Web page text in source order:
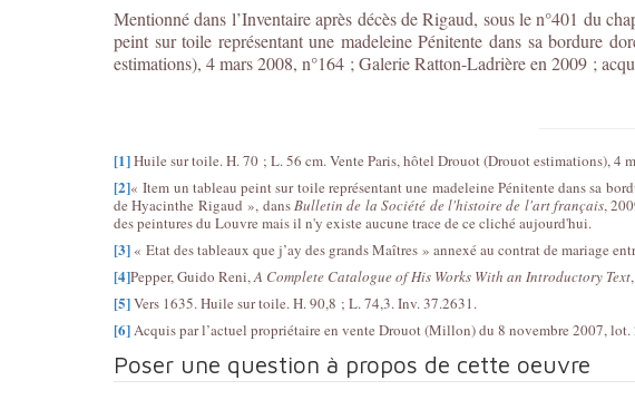
Mentionné dans l’Inventaire après décès de Rigaud, sous le n°401 du
peint sur toile représentant une madeleine Pénitente dans sa bordure
estimations), 4 mars 2008, n°164 ; Galerie Ratton-Ladrière en 2009 ;
[1]Huile sur toile. H. 70 ; L. 56 cm. Vente Paris, hôtel Drouot (Drouot estimations), 4
[2]« Item un tableau peint sur toile représentant une madeleine Pénitente dans sa
de Hyacinthe Rigaud », dansBulletin de la Société de l'histoire de l'art français,
des peintures du Louvre mais il n'y existe aucune trace de ce cliché aujourd'hui.
[3] « Etat des tableaux que j’ay des grands Maîtres » annexé au contrat de mariage
[4]Pepper, Guido Reni,A Complete Catalogue of His Works With an Introductory Text
[5]Vers 1635. Huile sur toile. H. 90,8 ; L. 74,3. Inv. 37.2631.
[6]Acquis par l’actuel propriétaire en vente Drouot (Millon) du 8 novembre 2007, lot.
Poser une question à propos de cette oeuvre